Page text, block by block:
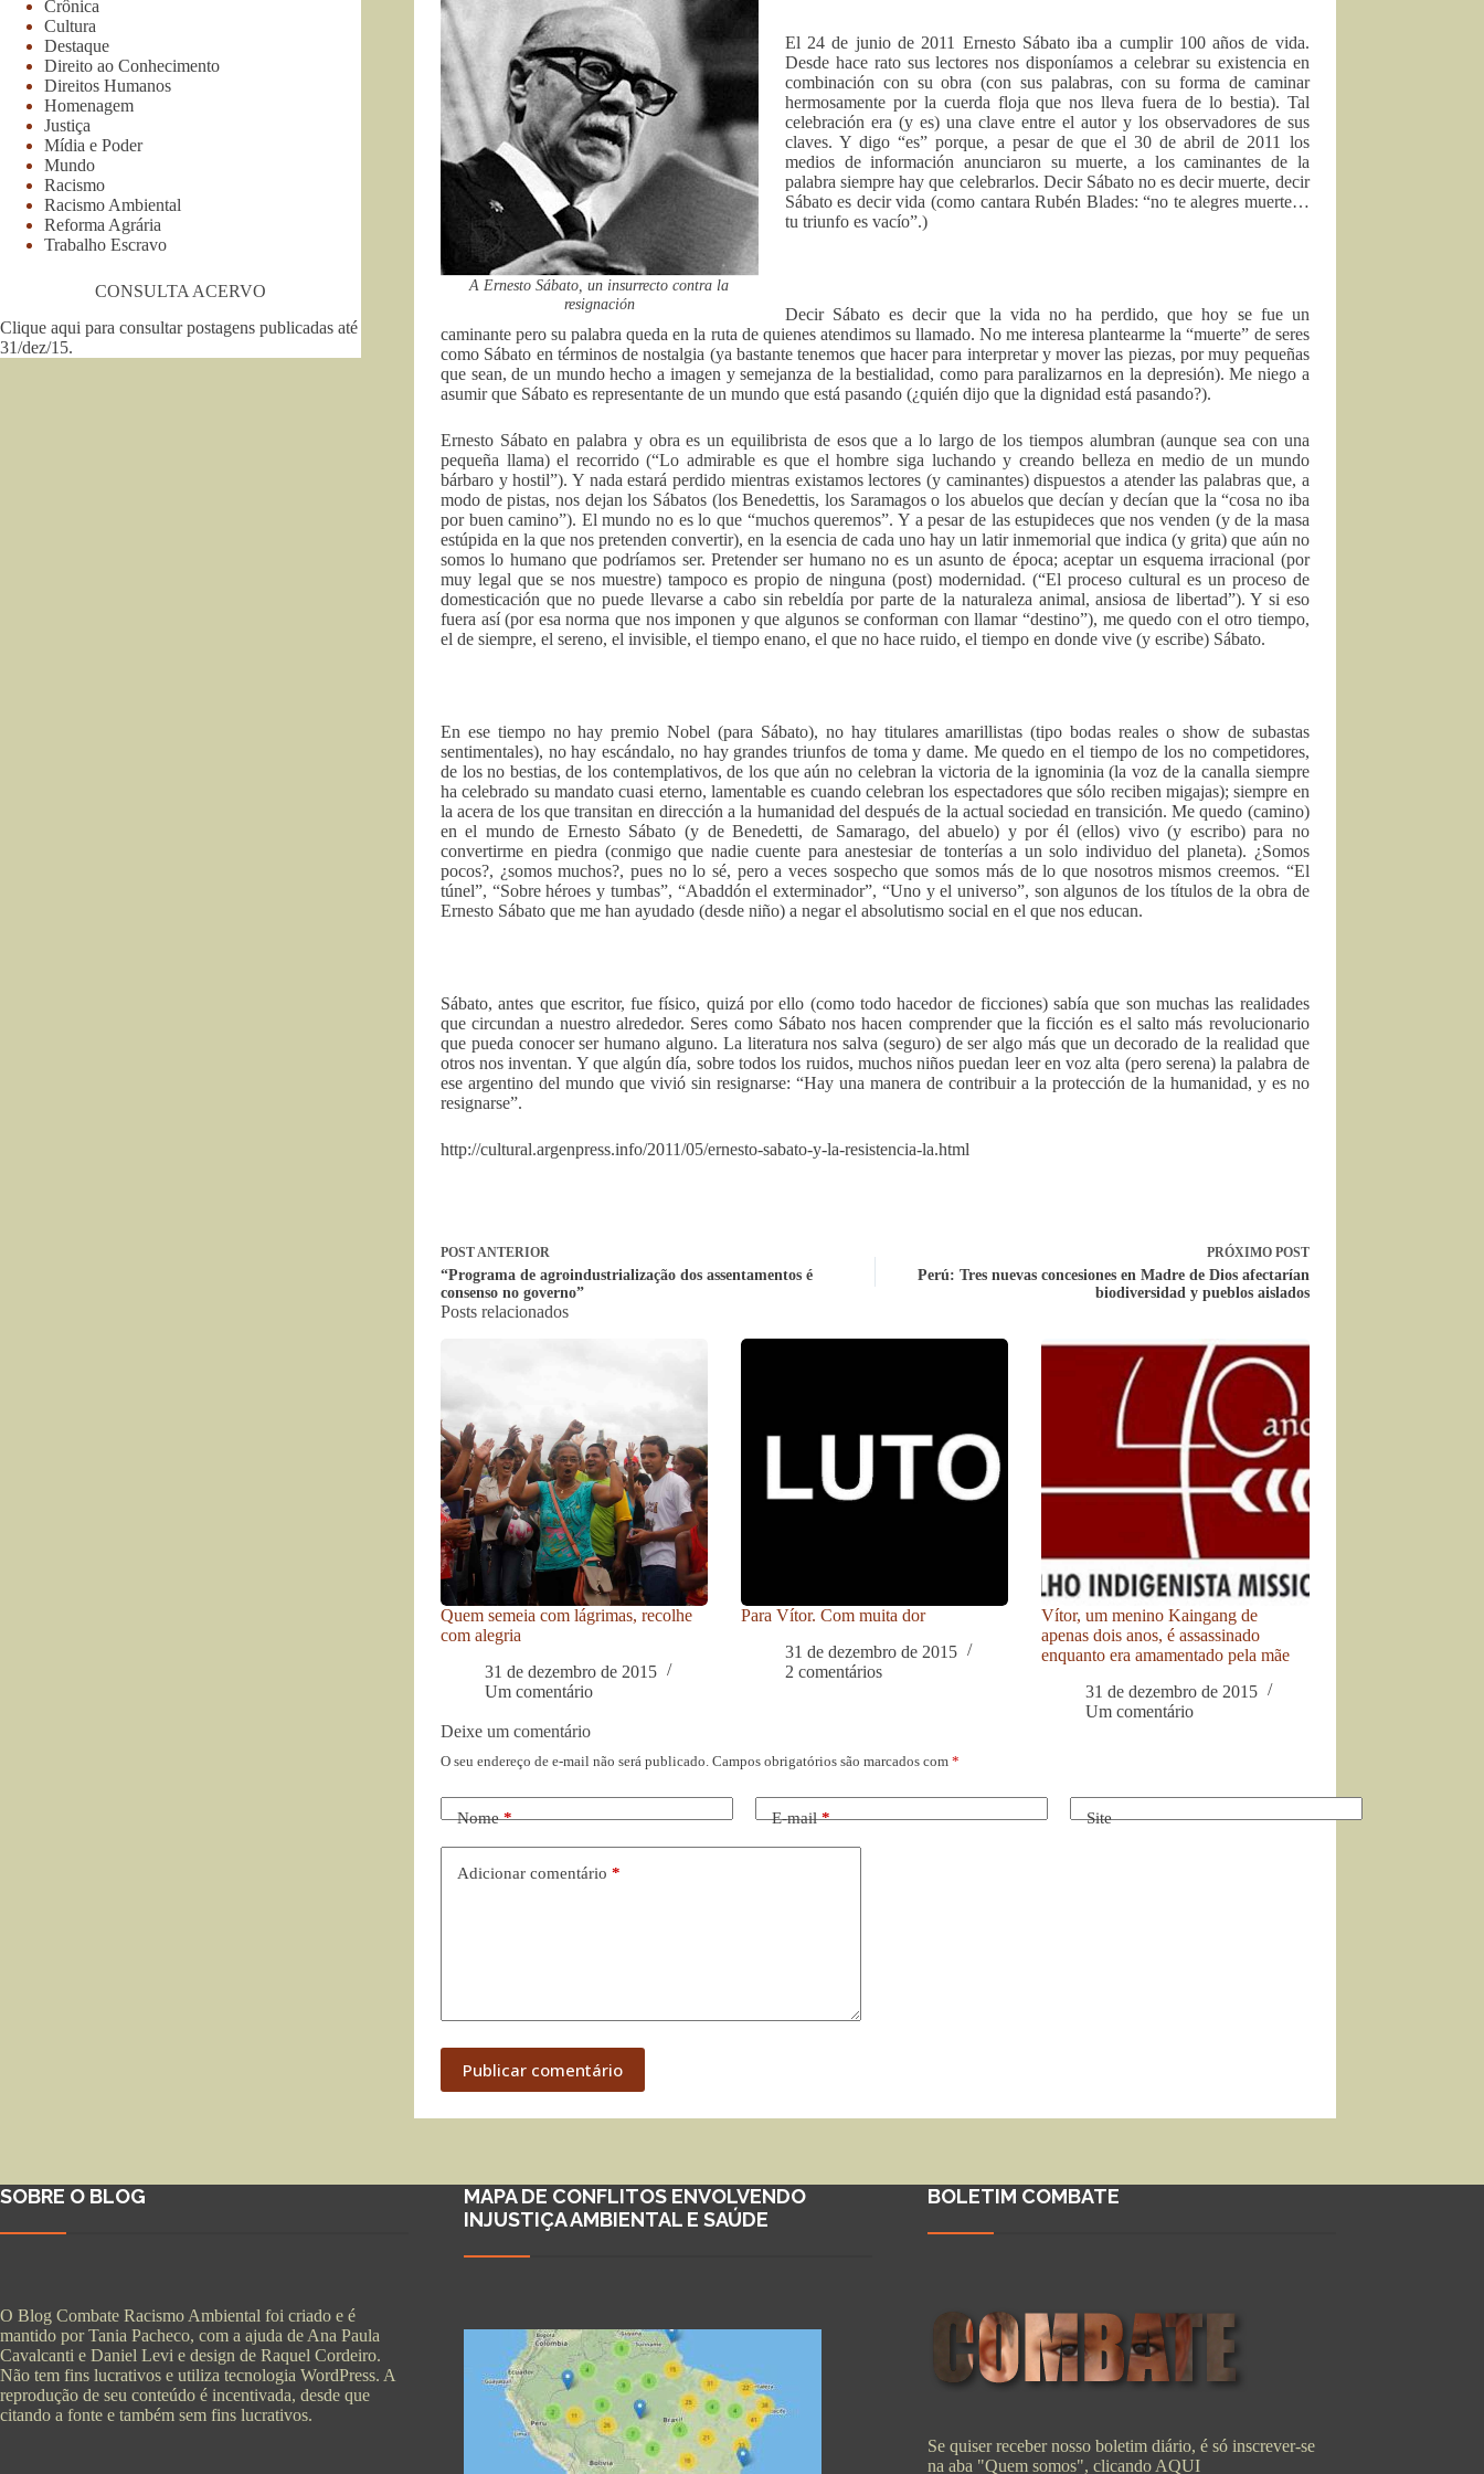
A Ernesto Sábato, un insurrecto contra la
resignación
El 24 de junio de 2011 Ernesto Sábato iba a cumplir 100 años de vida.
Desde hace rato sus lectores nos disponíamos a celebrar su existencia en
combinación con su obra (con sus palabras, con su forma de caminar
hermosamente por la cuerda floja que nos lleva fuera de lo bestia). Tal
celebración era (y es) una clave entre el autor y los observadores de sus
claves. Y digo “es” porque, a pesar de que el 30 de abril de 2011 los
medios de información anunciaron su muerte, a los caminantes de la
palabra siempre hay que celebrarlos. Decir Sábato no es decir muerte, decir
Sábato es decir vida (como cantara Rubén Blades: “no te alegres muerte…
tu triunfo es vacío”.)
Decir Sábato es decir que la vida no ha perdido, que hoy se fue un
caminante pero su palabra queda en la ruta de quienes atendimos su llamado. No me interesa plantearme la “muerte” de seres
como Sábato en términos de nostalgia (ya bastante tenemos que hacer para interpretar y mover las piezas, por muy pequeñas
que sean, de un mundo hecho a imagen y semejanza de la bestialidad, como para paralizarnos en la depresión). Me niego a
asumir que Sábato es representante de un mundo que está pasando (¿quién dijo que la dignidad está pasando?).
Ernesto Sábato en palabra y obra es un equilibrista de esos que a lo largo de los tiempos alumbran (aunque sea con una
pequeña llama) el recorrido (“Lo admirable es que el hombre siga luchando y creando belleza en medio de un mundo
bárbaro y hostil”). Y nada estará perdido mientras existamos lectores (y caminantes) dispuestos a atender las palabras que, a
modo de pistas, nos dejan los Sábatos (los Benedettis, los Saramagos o los abuelos que decían y decían que la “cosa no iba
por buen camino”). El mundo no es lo que “muchos queremos”. Y a pesar de las estupideces que nos venden (y de la masa
estúpida en la que nos pretenden convertir), en la esencia de cada uno hay un latir inmemorial que indica (y grita) que aún no
somos lo humano que podríamos ser. Pretender ser humano no es un asunto de época; aceptar un esquema irracional (por
muy legal que se nos muestre) tampoco es propio de ninguna (post) modernidad. (“El proceso cultural es un proceso de
domesticación que no puede llevarse a cabo sin rebeldía por parte de la naturaleza animal, ansiosa de libertad”). Y si eso
fuera así (por esa norma que nos imponen y que algunos se conforman con llamar “destino”), me quedo con el otro tiempo,
el de siempre, el sereno, el invisible, el tiempo enano, el que no hace ruido, el tiempo en donde vive (y escribe) Sábato.
En ese tiempo no hay premio Nobel (para Sábato), no hay titulares amarillistas (tipo bodas reales o show de subastas
sentimentales), no hay escándalo, no hay grandes triunfos de toma y dame. Me quedo en el tiempo de los no competidores,
de los no bestias, de los contemplativos, de los que aún no celebran la victoria de la ignominia (la voz de la canalla siempre
ha celebrado su mandato cuasi eterno, lamentable es cuando celebran los espectadores que sólo reciben migajas); siempre en
la acera de los que transitan en dirección a la humanidad del después de la actual sociedad en transición. Me quedo (camino)
en el mundo de Ernesto Sábato (y de Benedetti, de Samarago, del abuelo) y por él (ellos) vivo (y escribo) para no
convertirme en piedra (conmigo que nadie cuente para anestesiar de tonterías a un solo individuo del planeta). ¿Somos
pocos?, ¿somos muchos?, pues no lo sé, pero a veces sospecho que somos más de lo que nosotros mismos creemos. “El
túnel”, “Sobre héroes y tumbas”, “Abaddón el exterminador”, “Uno y el universo”, son algunos de los títulos de la obra de
Ernesto Sábato que me han ayudado (desde niño) a negar el absolutismo social en el que nos educan.
Sábato, antes que escritor, fue físico, quizá por ello (como todo hacedor de ficciones) sabía que son muchas las realidades
que circundan a nuestro alrededor. Seres como Sábato nos hacen comprender que la ficción es el salto más revolucionario
que pueda conocer ser humano alguno. La literatura nos salva (seguro) de ser algo más que un decorado de la realidad que
otros nos inventan. Y que algún día, sobre todos los ruidos, muchos niños puedan leer en voz alta (pero serena) la palabra de
ese argentino del mundo que vivió sin resignarse: “Hay una manera de contribuir a la protección de la humanidad, y es no
resignarse”.
http://cultural.argenpress.info/2011/05/ernesto-sabato-y-la-resistencia-la.html
POSTANTERIOR
“Programa de agroindustrialização dos assentamentos é
consenso no governo”
PRÓXIMO POST
Perú: Tres nuevas concesiones en Madre de Dios afectarían
biodiversidad y pueblos aislados
Posts relacionados
Quem semeia com lágrimas, recolhe
com alegria
31 de dezembro de 2015
Um comentário
Para Vítor. Com muita dor
31 de dezembro de 2015
2 comentários
Vítor, um menino Kaingang de
apenas dois anos, é assassinado
enquanto era amamentado pela mãe
31 de dezembro de 2015
Um comentário
Deixe um comentário
O seu endereço de e-mail não será publicado. Campos obrigatórios são marcados com *
Nome* E-mail* Site
Adicionar comentário *
Publicar comentário
Crônica
Cultura
Destaque
Direito ao Conhecimento
Direitos Humanos
Homenagem
Justiça
Mídia e Poder
Mundo
Racismo
Racismo Ambiental
Reforma Agrária
Trabalho Escravo
CONSULTA ACERVO
Clique aqui para consultar postagens publicadas até
31/dez/15.
SOBRE O BLOG
O Blog Combate Racismo Ambiental foi criado e é
mantido por Tania Pacheco, com a ajuda de Ana Paula
Cavalcanti e Daniel Levi e design de Raquel Cordeiro.
Não tem fins lucrativos e utiliza tecnologia WordPress. A
reprodução de seu conteúdo é incentivada, desde que
citando a fonte e também sem fins lucrativos.
MAPA DE CONFLITOS ENVOLVENDO
INJUSTIÇA AMBIENTAL E SAÚDE
BOLETIM COMBATE
Se quiser receber nosso boletim diário, é só inscrever-se
na aba "Quem somos", clicando AQUI